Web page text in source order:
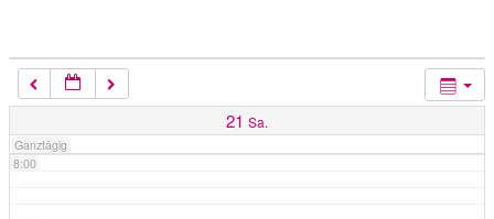
21 Sa.
Ganztägig
7:00
8:00